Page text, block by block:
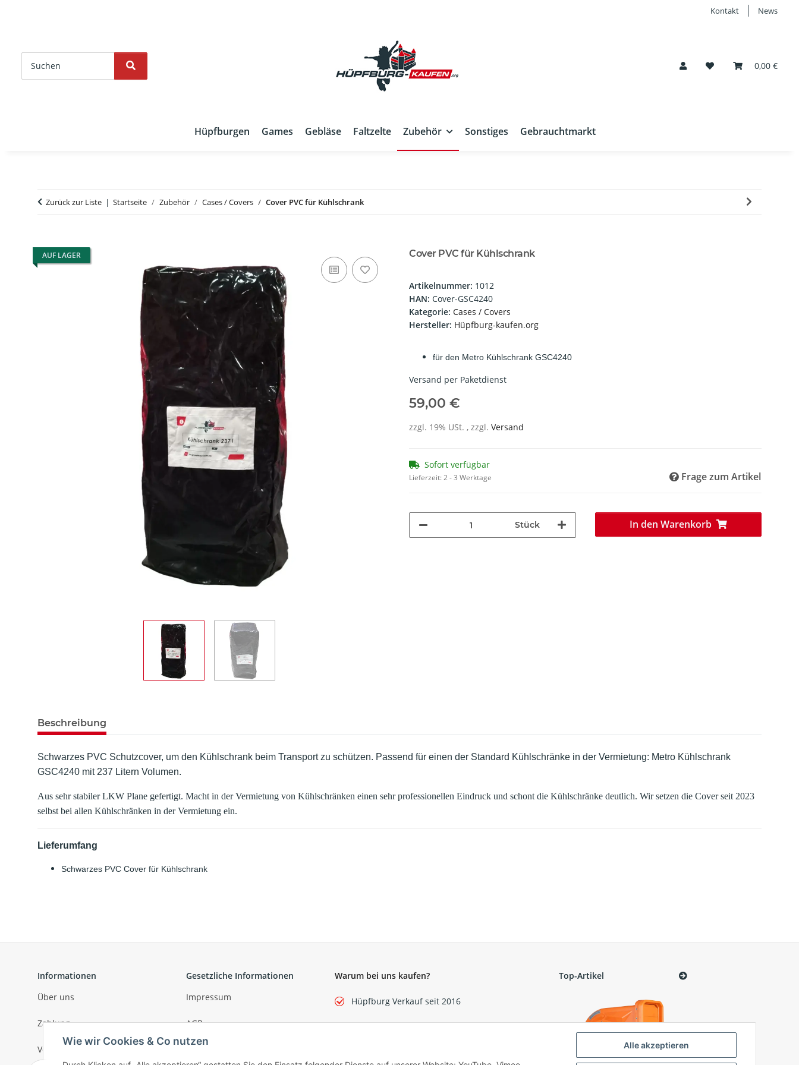
Alle akzeptieren
Wie wir Cookies & Co nutzen
Kontakt News
0,00 €
Hüpfburgen Games Gebläse Faltzelte Zubehör Sonstiges Gebrauchtmarkt
Zurück zur Liste Startseite Zubehör Cases / Covers Cover PVC für Kühlschrank
AUF LAGER Cover PVC für Kühlschrank
Artikelnummer: 1012
HAN: Cover-GSC4240
Kategorie: Cases / Covers
Hersteller: Hüpfburg-kaufen.org
für den Metro Kühlschrank GSC4240
Versand per Paketdienst
59,00 €
zzgl. 19% USt. , zzgl. Versand
Sofort verfügbar
Lieferzeit:2 - 3 Werktage Frage zum Artikel
Stück In den Warenkorb
Beschreibung
Schwarzes PVC Schutzcover, um den Kühlschrank beim Transport zu schützen. Passend für einen der Standard Kühlschränke in der Vermietung: Metro Kühlschrank
GSC4240 mit 237 Litern Volumen.
Aus sehr stabiler LKW Plane gefertigt. Macht in der Vermietung von Kühlschränken einen sehr professionellen Eindruck und schont die Kühlschränke deutlich. Wir setzen die Cover seit 2023
selbst bei allen Kühlschränken in der Vermietung ein.
Lieferumfang
Schwarzes PVC Cover für Kühlschrank
Informationen
Über uns
Zahlung
Versand
Gesetzliche Informationen
Impressum
AGB
Warum bei uns kaufen?
Hüpfburg Verkauf seit 2016
Top-Artikel